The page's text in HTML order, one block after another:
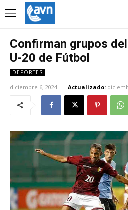
Confirman grupos
U-20 de Fútbol
DEPORTES
diciembre 6, 2024 Actualizado: